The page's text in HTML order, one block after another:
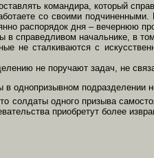
командира, который
со своими
распорядок дня – вечернюю
в справедливом начальнике, в
не сталкиваются с
не поручают задач, не
в однопризывном подразделении
солдаты одного призыва
приобретут более